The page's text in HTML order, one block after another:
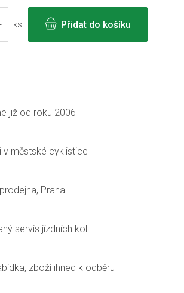
cena:
ks
Přidat do košíku
již od roku 2006
v městské cyklistice
Praha
servis jízdních kol
zboží ihned k odběru